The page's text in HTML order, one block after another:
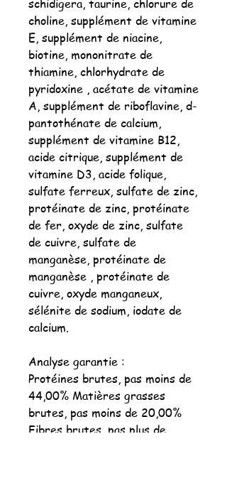
schidigera, taurine, chlorure de
choline, supplément de vitamine
E, supplément de niacine,
biotine, mononitrate de
thiamine, chlorhydrate de
pyridoxine , acétate de vitamine
A, supplément de riboflavine, d-
pantothénate de calcium,
supplément de vitamine B12,
acide citrique, supplément de
vitamine D3, acide folique,
sulfate ferreux, sulfate de zinc,
protéinate de zinc, protéinate
de fer, oxyde de zinc, sulfate
de cuivre, sulfate de
manganèse, protéinate de
manganèse , protéinate de
cuivre, oxyde manganeux,
sélénite de sodium, iodate de
calcium.
Analyse garantie :
Protéines brutes, pas moins de
44,00% Matières grasses
brutes, pas moins de 20,00%
Fibres brutes, pas plus de